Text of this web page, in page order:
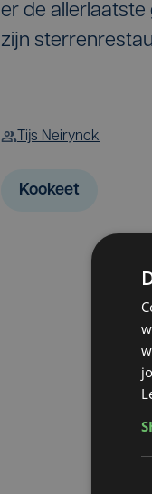
er de allerlaatste
zijn
Tijs Neirynck
Kookeet